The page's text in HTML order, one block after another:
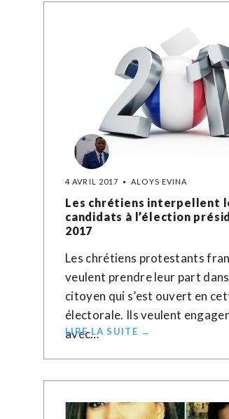
4 AVRIL 2017 ALOYS EVINA
Les chrétiens interpellent
candidats à l’élection
2017
Les chrétiens protestants
veulent prendre leur part
citoyen qui s’est ouvert en
électorale. Ils veulent
avec…
LIRE LA SUITE →